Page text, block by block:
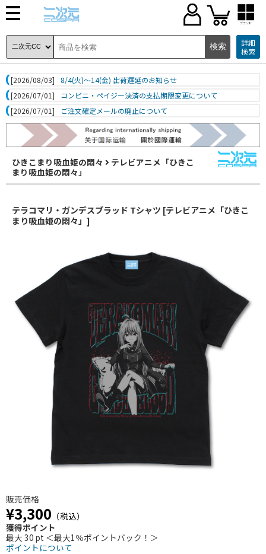
ブランド
詳細
検索
[2026/08/03]
8/4(火)～14(金) 出荷遅延のお知らせ
[2026/07/01]
コンビニ・ペイジー決済の支払期限変更について
[2026/07/01]
ご注文確定メールの廃止について
ひきこまり吸血姫の悶々
テレビアニメ「ひきこ
まり吸血姫の悶々」
テラコマリ・ガンデスブラッド Tシャツ [テレビアニメ「ひきこ
まり吸血姫の悶々」]
販売価格
¥3,300 （税込）
獲得ポイント
最大 30 pt ＜最大1％ポイントバック！＞
ポイントについて